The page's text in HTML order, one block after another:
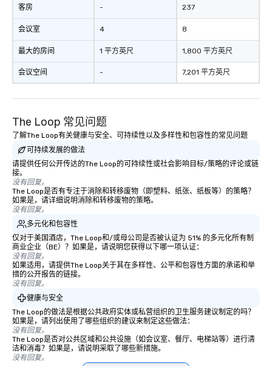
客房
会议室
最大的房间
会议空间
-
4
1 平方英尺
-
237
8
1,800 平方英尺
7,201 平方英尺
The Loop 常见问题
了解The Loop有关健康与安全、可持续性以及多样性和包容性的常见问题
可持续发展的做法
请提供任何公开传达的The Loop的可持续性或社会影响目标/策略的评论或链
接。
没有回复。
The Loop是否有专注于消除和转移废物（即塑料、纸张、纸板等）的策略？
如果是，请详细说明消除和转移废物的策略。
没有回复。
多元化和包容性
仅对于美国酒店，The Loop和/或母公司是否被认证为 51% 的多元化所有制
商业企业（BE）？如果是，请说明您获得以下哪一项认证：
没有回复。
如果适用，请提供The Loop关于其在多样性、公平和包容性方面的承诺和举
措的公开报告的链接。
没有回复。
健康与安全
The Loop的做法是根据公共政府实体或私营组织的卫生服务建议制定的吗？
如果是，请列出使用了哪些组织的建议来制定这些做法：
没有回复。
The Loop是否对公共区域和公共设施（如会议室、餐厅、电梯站等）进行清
洁和消毒？如果是，请说明采取了哪些新措施。
没有回复。